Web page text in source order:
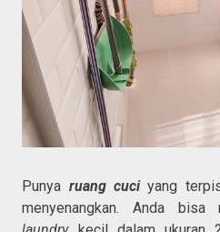
Punya ruang cuciyang
menyenangkan. Anda bisa